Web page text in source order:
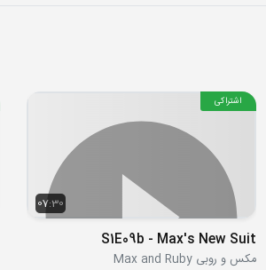
07:30
اشتراکی
S1E09b - Max's New Suit
مکس و روبی Max and Ruby